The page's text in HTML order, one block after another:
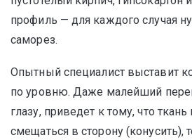
профиль — для каждого случая
саморез.
Опытный специалист выставит
по уровню. Даже малейший
глазу, приведет к тому, что
смещаться в сторону (конусить),